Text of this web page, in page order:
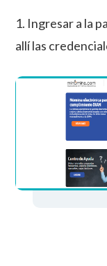
1. Ingresar a la
allí las